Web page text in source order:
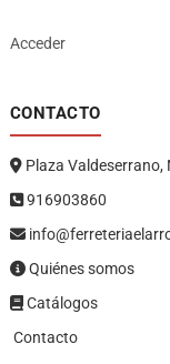
Acceder
CONTACTO
Plaza Valdeserrano,
916903860
Quiénes somos
Catálogos
Contacto